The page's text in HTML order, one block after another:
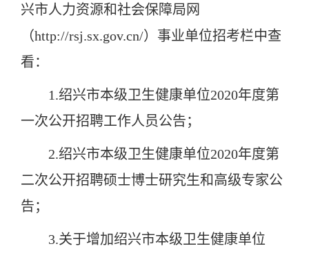
兴市人力资源和社会保障局网
（http://rsj.sx.gov.cn/）事业单位招考栏中查
看：
1.绍兴市本级卫生健康单位2020年度第
一次公开招聘工作人员公告；
2.绍兴市本级卫生健康单位2020年度第
二次公开招聘硕士博士研究生和高级专家公
告；
3.关于增加绍兴市本级卫生健康单位